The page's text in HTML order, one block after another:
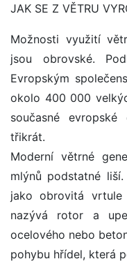
JAK SE Z VĚTRU
Možnosti využití
jsou obrovské.
Evropským
okolo 400 000
současné evropské
třikrát.
Moderní větrné
mlýnů podstatné
jako obrovitá
nazývá rotor a
ocelového nebo
pohybu hřídel, která